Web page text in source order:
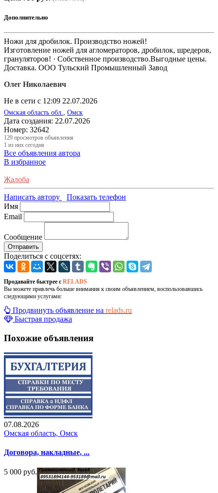
Дополнительно
Ножи для дробилок. Производство ножей!
Изготовление ножей для агломераторов, дробилок, шредеров,
грануляторов! · Собственное производство.Выгодные цены.
Доставка. ООО Тульский Промышленный Завод
Олег Николаевич
Не в сети с 12:09 22.07.2026
Омская область обл. Омск
Дата создания: 22.07.2026
Номер: 32642
129 просмотров объявления
1 из них сегодня
Все объявления автора
В избранное
Жалоба
Написать автору
Показать телефон
Имя
Email
Сообщение
Отправить
Поделиться с соцсетях:
Продавайте быстрее с RELADS
Вы можете привлечь больше внимания к своим объявлением, воспользовавшись
следующими услугами:
Продвинуть объявление на relads.ru
Быстрая продажа
Похожие объявления
07.08.2026
Омская область, Омск
Договора, накладные, ...
5 000 руб.